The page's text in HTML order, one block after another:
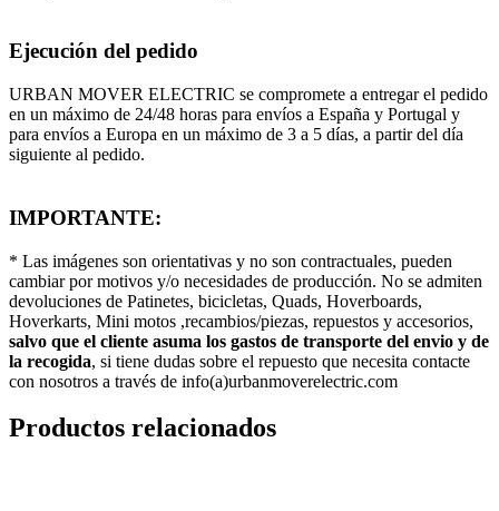
Ejecución del pedido
URBAN MOVER ELECTRIC se compromete a entregar el pedido
en un máximo de 24/48 horas para envíos a España y Portugal y
para envíos a Europa en un máximo de 3 a 5 días, a partir del día
siguiente al pedido.
IMPORTANTE:
* Las imágenes son orientativas y no son contractuales, pueden
cambiar por motivos y/o necesidades de producción. No se admiten
devoluciones de Patinetes, bicicletas, Quads, Hoverboards,
Hoverkarts, Mini motos ,recambios/piezas, repuestos y accesorios,
salvo que el cliente asuma los gastos de transporte del envio y de
la recogida, si tiene dudas sobre el repuesto que necesita contacte
con nosotros a través de info(a)urbanmoverelectric.com
Productos relacionados